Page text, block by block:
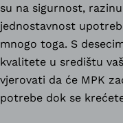
su na sigurnost,
jednostavnost
mnogo toga. S
kvalitete u središtu
vjerovati da će MPK
potrebe dok se